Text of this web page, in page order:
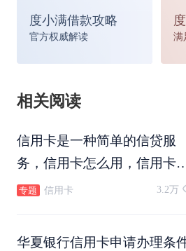
行定期存单复印件、现居住地
水、电、煤气费的任一单据原
证明文件(最近三期对账单原
度小满借款攻略
官方权威解读 满
相关阅读
信用卡是一种简单的信贷服
务，信用卡怎么用，信用卡
么还款，信用卡可以转账吗
专题 信用卡 3.2万
华夏银行信用卡申请办理条